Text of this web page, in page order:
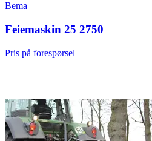
Bema
Feiemaskin 25 2750
Pris på forespørsel